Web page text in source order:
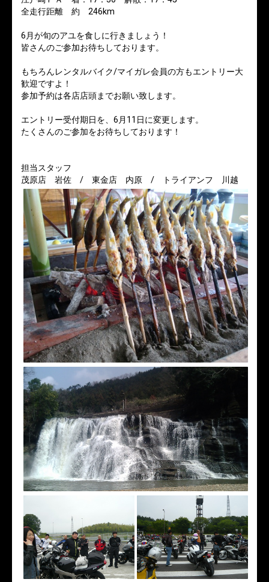
全走行距離 約 246km
6月が旬のアユを食しに行きましょう！
皆さんのご参加お待ちしております。
もちろんレンタルバイク/マイガレ会員の方もエントリー大
歓迎ですよ！
参加予約は各店店頭までお願い致します。
エントリー受付期日を、6月11日に変更します。
たくさんのご参加をお待ちしております！
担当スタッフ
茂原店 岩佐 / 東金店 内原 / トライアンフ 川越